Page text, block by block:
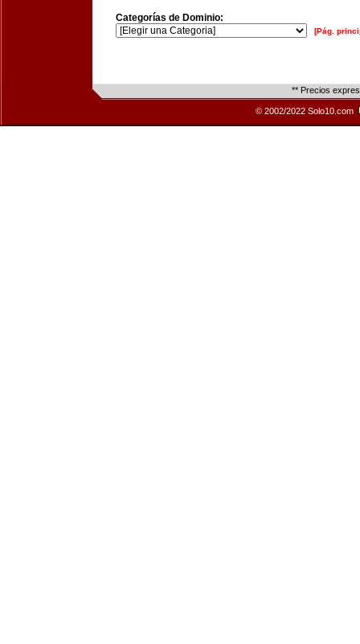
Categorías de Dominio:
[Pág.
** Precios
© 2002/2022 Solo10.com